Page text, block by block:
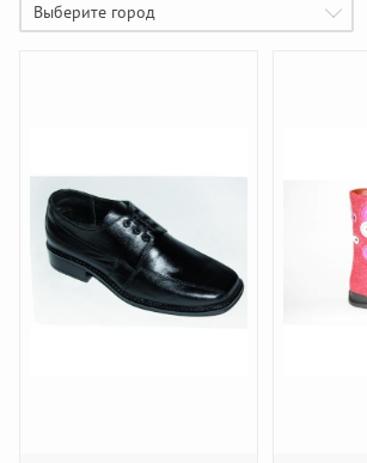
Выберите город